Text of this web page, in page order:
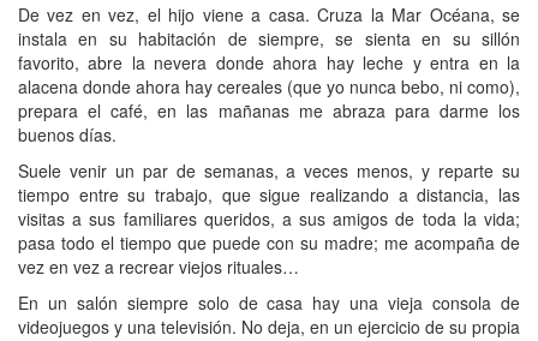
De vez en vez, el hijo viene a casa. Cruza la Mar Océana, se
instala en su habitación de siempre, se sienta en su sillón
favorito, abre la nevera donde ahora hay leche y entra en la
alacena donde ahora hay cereales (que yo nunca bebo, ni como),
prepara el café, en las mañanas me abraza para darme los
buenos días.
Suele venir un par de semanas, a veces menos, y reparte su
tiempo entre su trabajo, que sigue realizando a distancia, las
visitas a sus familiares queridos, a sus amigos de toda la vida;
pasa todo el tiempo que puede con su madre; me acompaña de
vez en vez a recrear viejos rituales…
En un salón siempre solo de casa hay una vieja consola de
videojuegos y una televisión. No deja, en un ejercicio de su propia